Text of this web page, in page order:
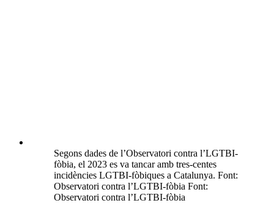
Segons dades de l’Observatori contra l’LGTBI-
fòbia, el 2023 es va tancar amb tres-centes
incidències LGTBI-fòbiques a Catalunya. Font:
Observatori contra l’LGTBI-fòbia Font:
Observatori contra l’LGTBI-fòbia